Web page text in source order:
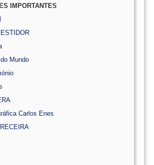
IMPORTANTES
Mundo
Carlos Enes